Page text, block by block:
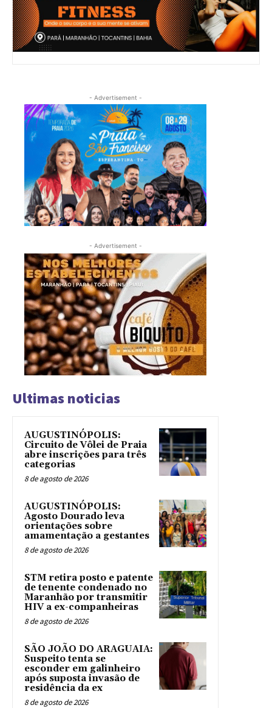
- Advertisement -
- Advertisement -
Ultimas noticias
AUGUSTINÓPOLIS:
Circuito de Vôlei de Praia
abre inscrições para três
categorias
8 de agosto de 2026
AUGUSTINÓPOLIS:
Agosto Dourado leva
orientações sobre
amamentação a gestantes
8 de agosto de 2026
STM retira posto e patente
de tenente condenado no
Maranhão por transmitir
HIV a ex-companheiras
8 de agosto de 2026
SÃO JOÃO DO ARAGUAIA:
Suspeito tenta se
esconder em galinheiro
após suposta invasão de
residência da ex
8 de agosto de 2026